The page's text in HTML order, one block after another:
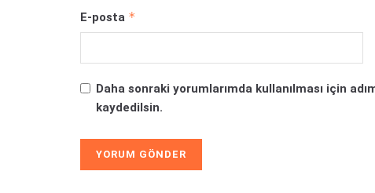
E-posta *
Daha sonraki yorumlarımda kullanılması için
kaydedilsin.